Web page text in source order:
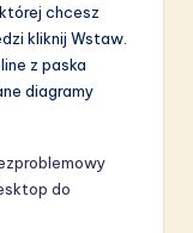
której chcesz
kliknij Wstaw.
z paska
diagramy
do